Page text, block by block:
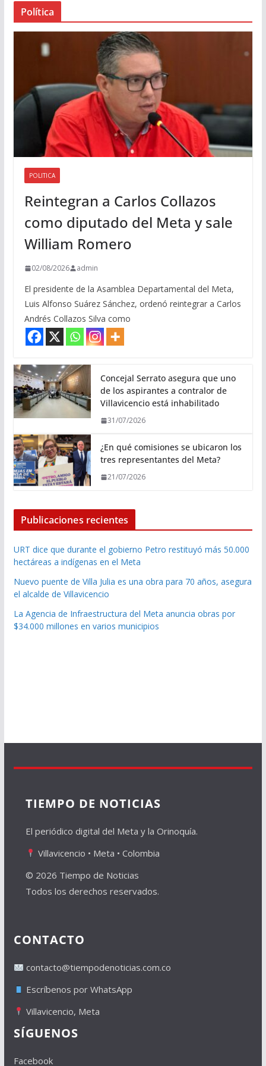
Política
POLITICA
Reintegran a Carlos Collazos
como diputado del Meta y sale
William Romero
02/08/2026 admin
El presidente de la Asamblea Departamental del Meta,
Luis Alfonso Suárez Sánchez, ordenó reintegrar a Carlos
Andrés Collazos Silva como
Concejal Serrato asegura que uno
de los aspirantes a contralor de
Villavicencio está inhabilitado
31/07/2026
¿En qué comisiones se ubicaron los
tres representantes del Meta?
21/07/2026
Publicaciones recientes
URT dice que durante el gobierno Petro restituyó más 50.000
hectáreas a indígenas en el Meta
Nuevo puente de Villa Julia es una obra para 70 años, asegura
el alcalde de Villavicencio
La Agencia de Infraestructura del Meta anuncia obras por
$34.000 millones en varios municipios
TIEMPO DE NOTICIAS
El periódico digital del Meta y la Orinoquía.
Villavicencio • Meta • Colombia
© 2026 Tiempo de Noticias
Todos los derechos reservados.
CONTACTO
contacto@tiempodenoticias.com.co
Escríbenos por WhatsApp
Villavicencio, Meta
SÍGUENOS
Facebook